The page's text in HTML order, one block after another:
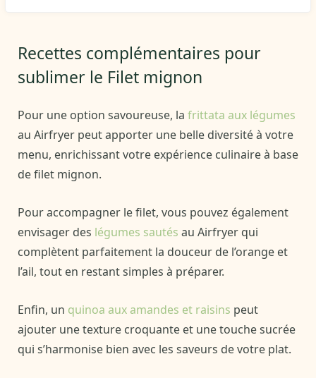
Recettes complémentaires pour
sublimer le Filet mignon
Pour une option savoureuse, la frittata aux légumes
au Airfryer peut apporter une belle diversité à votre
menu, enrichissant votre expérience culinaire à base
de filet mignon.
Pour accompagner le filet, vous pouvez également
envisager des légumes sautés au Airfryer qui
complètent parfaitement la douceur de l’orange et
l’ail, tout en restant simples à préparer.
Enfin, un quinoa aux amandes et raisins peut
ajouter une texture croquante et une touche sucrée
qui s’harmonise bien avec les saveurs de votre plat.